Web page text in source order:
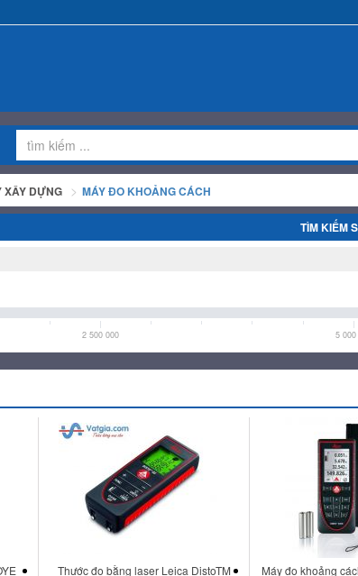
XÂY DỰNG MÁY ĐO KHOẢNG CÁCH
TÌM KIẾM
2 500 000 5 000
Thước đo bằng laser Leica DistoTM
Máy đo khoảng